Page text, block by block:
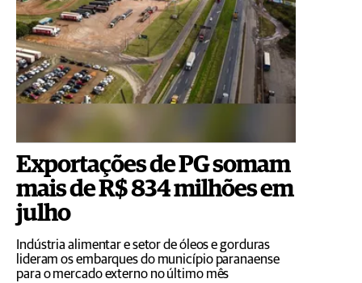
Exportações de PG somam
mais de R$ 834 milhões em
julho
Indústria alimentar e setor de óleos e gorduras
lideram os embarques do município paranaense
para o mercado externo no último mês